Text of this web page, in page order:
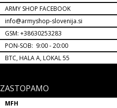
ARMY SHOP FACEBOOK
info@armyshop-slovenija.si
GSM: +38630253283
PON-SOB: 9:00 - 20:00
BTC, HALA A, LOKAL 55
ZASTOPAMO
MFH